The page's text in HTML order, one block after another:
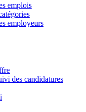
emplois
employeurs
des candidatures